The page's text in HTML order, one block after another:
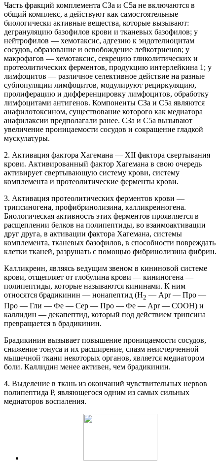
Часть фракций комплемента СЗа и С5а не включаются в
общий комплекс, а действуют как самостоятельные
биологически активные вещества, которые вызывают:
дегрануляцию базофилов крови и тканевых базофилов; у
нейтрофилов — хемотаксис, адгезию к эндотелиоцитам
сосудов, образование и освобождение лейкотриенов; у
макрофагов — хемотаксис, секрецию гликолитических и
протеолитических ферментов, продукцию интерлейкина 1; у
лимфоцитов — различное селективное действие на разные
субпопуляции лимфоцитов, модулируют рециркуляцию,
пролиферацию и дифференцировку лимфоцитов, обработку
лимфоцитами антигенов. Компоненты СЗа и С5а являются
анафилотоксином, существование которого как медиатора
анафилаксии предполагали ранее. СЗа и С5а вызывают
увеличение проницаемости сосудов и сокращение гладкой
мускулатуры.
2. Активация фактора Хагемана — XII фактора свертывания
крови. Активированный фактор Хагемана в свою очередь
активирует свертывающую систему крови, систему
комплемента и протеолитические ферменты крови.
3. Активация протеолитических ферментов крови —
трипсиногена, профибринолизина, калликреиногена.
Биологическая активность этих ферментов проявляется в
расщеплении белков на полипептиды, во взаимоактивации
друг друга, в активации фактора Хагемана, системы
комплемента, тканевых базофилов, в способности повреждать
клетки тканей, разрушать с помощью фибринолизина фибрин.
Калликреин, являясь ведущим звеном в кининовой системе
крови, отщепляет от глобулина крови — кининогена —
полипептиды, которые называются кининами. К ним
относятся брадикинин — нонапептид (Н2 — Apr — Про —
Про — Гли — Фе — Сер — Про — Фе — Apr — СООН) и
каллидин — декапептид, который под действием трипсина
превращается в брадикинин.
Брадикинин вызывает повышение проницаемости сосудов,
снижение тонуса и их расширение, спазм неисчерченной
мышечной ткани некоторых органов, является медиатором
боли. Каллидин менее активен, чем брадикинин.
4. Выделение в ткань из окончаний чувствительных нервов
полипептида Р, являющегося одним из самых сильных
медиаторов воспаления.